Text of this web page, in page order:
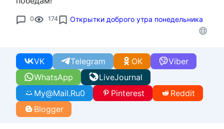
0 174 Открытки доброго утра понедельника
WhatsApp
VK Telegram Viber
OK
LiveJournal
My@Mail.Ru0 Pinterest
Reddit
Blogger